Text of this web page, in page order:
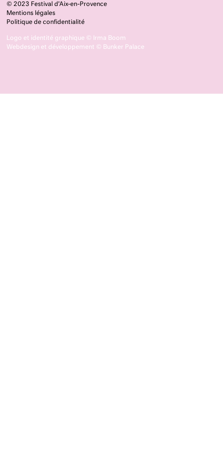
© 2023 Festival d’Aix-en-Provence
Mentions légales
Politique de confidentialité
Logo et identité graphique ©
Irma Boom
Webdesign et développement © Bunker Palace